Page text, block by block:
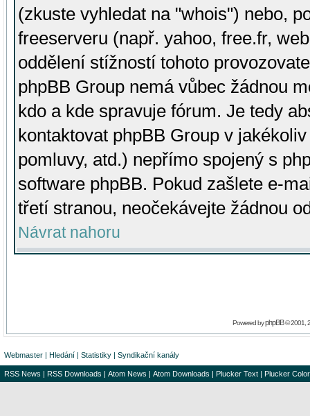
(zkuste vyhledat na "whois") nebo,
freeserveru (např. yahoo, free.fr,
oddělení stížností tohoto
phpBB Group nemá vůbec žádnou
kdo a kde spravuje fórum. Je tedy
kontaktovat phpBB Group v
pomluvy, atd.) nepřímo spojený s
software phpBB. Pokud zašlete e-
třetí stranou, neočekávejte žádnou
Návrat nahoru
Powered byphpBB© 2001,
Webmaster | Hledání | Statistiky | Syndikační kanály
RSS News | RSS Downloads | Atom News | Atom Downloads | Plucker Text | Plucker Color